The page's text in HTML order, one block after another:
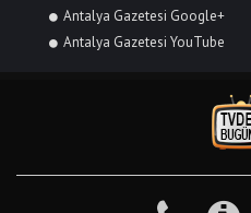
Antalya Gazetesi Google+
Antalya Gazetesi YouTube